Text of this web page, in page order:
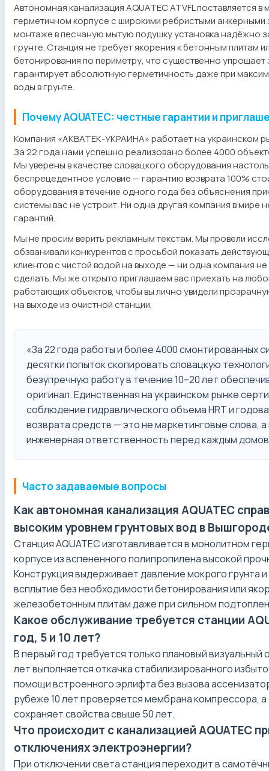
Автономная канализация AQUATEC ATVFL поставляется
герметичном корпусе с широкими ребристыми анкерными
монтаже в песчаную мытую подушку установка надёжно
грунте. Станция не требует якорения к бетонным плитам
бетонирования по периметру, что существенно
гарантирует абсолютную герметичность даже при
воды в грунте.
Почему AQUATEC: честные гарантии и
Компания «АКВАТЕК-УКРАИНА» работает на украинском
За 22 года нами успешно реализовано более 4000
Мы уверены в качестве словацкого оборудования
беспрецедентное условие — гарантию возврата 100%
оборудования в течение одного года без объяснения
системы вас не устроит. Ни одна другая компания в мире
гарантий.
Мы не просим верить рекламным текстам. Мы провели
обзванивали конкурентов с просьбой показать
клиентов с чистой водой на выходе — ни одна компания
сделать. Мы же открыто приглашаем вас приехать на
работающих объектов, чтобы вы лично увидели
на выходе из очистной станции.
«За 22 года работы и более 4000 смонтированных
десятки попыток скопировать словацкую
безупречную работу в течение 10–20 лет
оригинал. Единственная на украинском рынке
соблюдение гидравлического объема HRT и
возврата средств — это не маркетинговые слова,
инженерная ответственность перед каждым
Часто задаваемые вопросы
Как автономная канализация AQUATEC
высоким уровнем грунтовых вод в
Станция AQUATEC изготавливается в монолитном
корпусе из вспененного полипропилена высокой
Конструкция выдерживает давление мокрого грунта
всплытие без необходимости бетонирования или
железобетонным плитам даже при сильном
Какое обслуживание требуется станции
год, 5 и 10 лет?
В первый год требуется только плановый визуальный
лет выполняется откачка стабилизированного
помощи встроенного эрлифта без вызова
рубеже 10 лет проверяется мембрана компрессора, а
сохраняет свойства свыше 50 лет.
Что происходит с канализацией AQUATEC
отключениях электроэнергии?
При отключении света станция переходит в